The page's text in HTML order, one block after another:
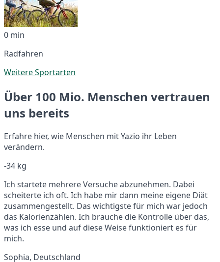
0 min
Radfahren
Weitere Sportarten
Über 100 Mio. Menschen vertrauen
uns bereits
Erfahre hier, wie Menschen mit Yazio ihr Leben
verändern.
-34 kg
Ich startete mehrere Versuche abzunehmen. Dabei
scheiterte ich oft. Ich habe mir dann meine eigene Diät
zusammengestellt. Das wichtigste für mich war jedoch
das Kalorienzählen. Ich brauche die Kontrolle über das,
was ich esse und auf diese Weise funktioniert es für
mich.
Sophia, Deutschland